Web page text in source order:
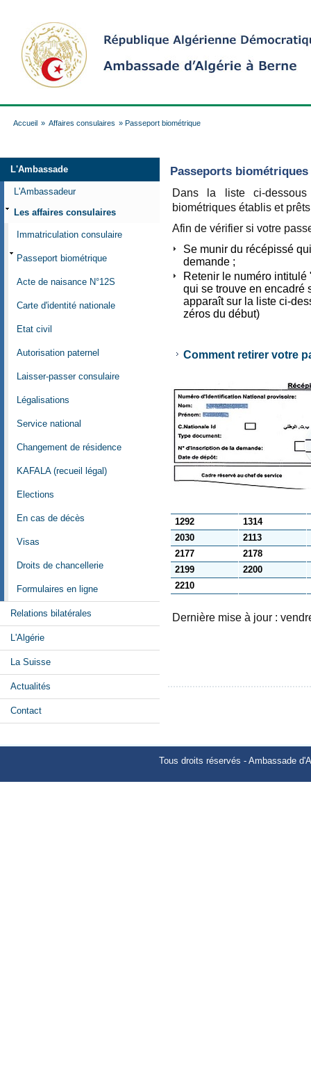
Accueil » Affaires consulaires » Passeport biométrique
L'Ambassade
L'Ambassadeur
Les affaires consulaires
Immatriculation consulaire
Passeport biométrique
Acte de naisance N°12S
Carte d'identité nationale
Etat civil
Autorisation paternel
Laisser-passer consulaire
Légalisations
Service national
Changement de résidence
KAFALA (recueil légal)
Elections
En cas de décès
Visas
Droits de chancellerie
Formulaires en ligne
Relations bilatérales
L'Algérie
La Suisse
Actualités
Contact
Passeports
Dans la liste ci-
biométriques établis et
Afin de vérifier si votre
Se munir du récépissé
demande ;
Retenir le numéro
qui se trouve en encadré
apparaît sur la liste ci-
zéros du début)
Comment retirer votre
1292
1314
2030
2113
2177
2178
2199
2200
2210
Dernière mise à jour :
Tous droits réservés - Ambassade